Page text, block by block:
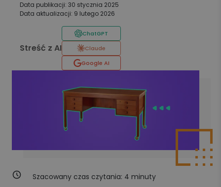
Data publikacji: 30 stycznia 2025
Data aktualizacji: 9 lutego 2026
Streść z AI
ChatGPT
Claude
Google AI
Szacowany czas czytania: 4 minuty